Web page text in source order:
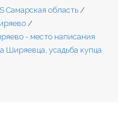
Самарская область /
/
- место написания
Ширяевца, усадьба купца